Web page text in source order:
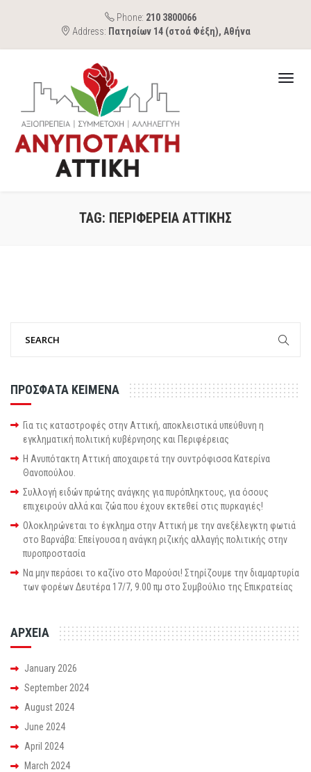
Phone: 210 3800066
Address: Πατησίων 14 (στοά Φέξη), Αθήνα
TAG: ΠΕΡΙΦΕΡΕΙΑ ΑΤΤΙΚΗΣ
ΠΡΟΣΦΑΤΑ ΚΕΙΜΕΝΑ
Για τις καταστροφές στην Αττική, αποκλειστικά υπεύθυνη η
εγκληματική πολιτική κυβέρνησης και Περιφέρειας
Η Ανυπότακτη Αττική αποχαιρετά την συντρόφισσα Κατερίνα
Θανοπούλου.
Συλλογή ειδών πρώτης ανάγκης για πυρόπληκτους, για όσους
επιχειρούν αλλά και ζώα που έχουν εκτεθεί στις πυρκαγιές!
Ολοκληρώνεται το έγκλημα στην Αττική με την ανεξέλεγκτη φωτιά
στο Βαρνάβα: Επείγουσα η ανάγκη ριζικής αλλαγής πολιτικής στην
πυροπροστασία
Να μην περάσει το καζίνο στο Μαρούσι! Στηρίζουμε την διαμαρτυρία
των φορέων Δευτέρα 17/7, 9.00 πμ στο Συμβούλιο της Επικρατείας
ΑΡΧΕΙΑ
January 2026
September 2024
August 2024
June 2024
April 2024
March 2024